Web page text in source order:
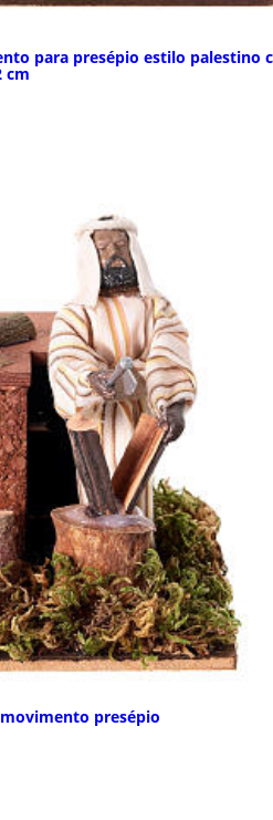
para presépio estilo palestino
cm
presépio